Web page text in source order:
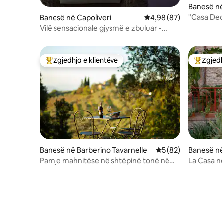
Banesë në Capoliveri Vlerësimi mesatar
4,98 (87)
Vilë sensacionale gjysmë e zbuluar -
Banesë
"Casa
Më të mirat e zgjedhjeve të klientëve
Zgjedhja e klientëve
Banesë në Barberino Tavarnelle Vlerësimi mesatar
5 (82)
Pamje mahnitëse në shtëpinë tonë në
Më të
Banesë
La Casa